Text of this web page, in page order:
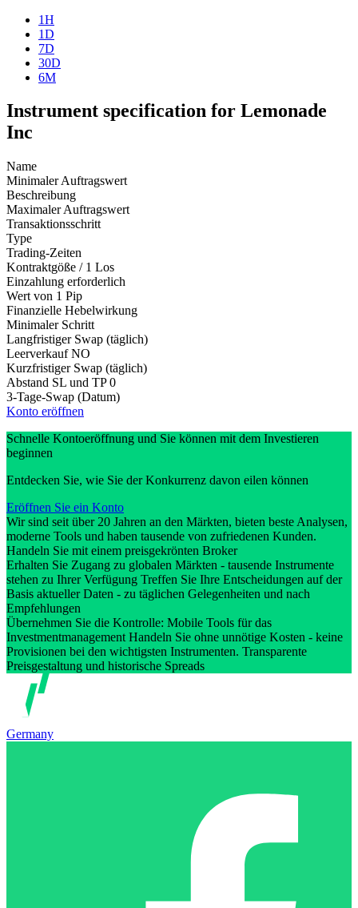
1H
1D
7D
30D
6M
Instrument specification for Lemonade
Inc
Name
Minimaler Auftragswert
Beschreibung
Maximaler Auftragswert
Transaktionsschritt
Type
Trading-Zeiten
Kontraktgöße / 1 Los
Einzahlung erforderlich
Wert von 1 Pip
Finanzielle Hebelwirkung
Minimaler Schritt
Langfristiger Swap (täglich)
Leerverkauf NO
Kurzfristiger Swap (täglich)
Abstand SL und TP 0
3-Tage-Swap (Datum)
Konto eröffnen
Schnelle Kontoeröffnung und Sie können mit dem Investieren
beginnen
Entdecken Sie, wie Sie der Konkurrenz davon eilen können
Eröffnen Sie ein Konto
Wir sind seit über 20 Jahren an den Märkten, bieten beste Analysen,
moderne Tools und haben tausende von zufriedenen Kunden.
Handeln Sie mit einem preisgekrönten Broker
Erhalten Sie Zugang zu globalen Märkten - tausende Instrumente
stehen zu Ihrer Verfügung Treffen Sie Ihre Entscheidungen auf der
Basis aktueller Daten - zu täglichen Gelegenheiten und nach
Empfehlungen
Übernehmen Sie die Kontrolle: Mobile Tools für das
Investmentmanagement Handeln Sie ohne unnötige Kosten - keine
Provisionen bei den wichtigsten Instrumenten. Transparente
Preisgestaltung und historische Spreads
Germany